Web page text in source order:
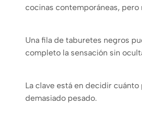
cocinas contemporáneas,
Una fila de taburetes negros
completo la sensación sin
La clave está en decidir
demasiado pesado.